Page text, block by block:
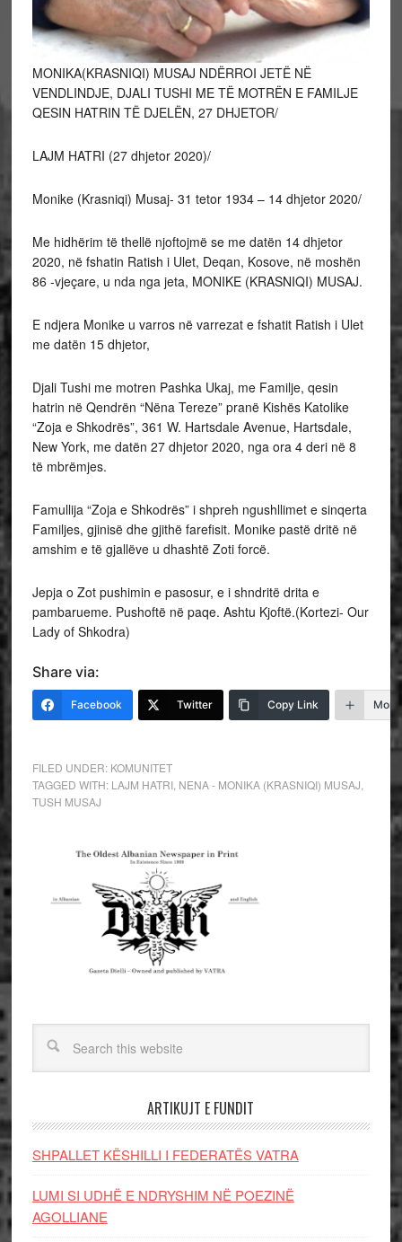
MONIKA(KRASNIQI) MUSAJ NDËRROI JETË NË
VENDLINDJE, DJALI TUSHI ME TË MOTRËN E FAMILJE
QESIN HATRIN TË DJELËN, 27 DHJETOR/
LAJM HATRI (27 dhjetor 2020)/
Monike (Krasniqi) Musaj- 31 tetor 1934 – 14 dhjetor 2020/
Me hidhërim të thellë njoftojmë se me datën 14 dhjetor
2020, në fshatin Ratish i Ulet, Deqan, Kosove, në moshën
86 -vjeçare, u nda nga jeta, MONIKE (KRASNIQI) MUSAJ.
E ndjera Monike u varros në varrezat e fshatit Ratish i Ulet
me datën 15 dhjetor,
Djali Tushi me motren Pashka Ukaj, me Familje, qesin
hatrin në Qendrën “Nëna Tereze” pranë Kishës Katolike
“Zoja e Shkodrës”, 361 W. Hartsdale Avenue, Hartsdale,
New York, me datën 27 dhjetor 2020, nga ora 4 deri në 8
të mbrëmjes.
Famullija “Zoja e Shkodrës” i shpreh ngushllimet e sinqerta
Familjes, gjinisë dhe gjithë farefisit. Monike pastë dritë në
amshim e të gjallëve u dhashtë Zoti forcë.
Jepja o Zot pushimin e pasosur, e i shndritë drita e
pambarueme. Pushoftë në paqe. Ashtu Kjoftë.(Kortezi- Our
Lady of Shkodra)
Share via:
Facebook Twitter Copy Link More
FILED UNDER: KOMUNITET
TAGGED WITH: LAJM HATRI, NENA - MONIKA (KRASNIQI) MUSAJ
TUSH MUSAJ
ARTIKUJT E FUNDIT
SHPALLET KËSHILLI I FEDERATËS VATRA
LUMI SI UDHË E NDRYSHIM NË POEZINË
AGOLLIANE